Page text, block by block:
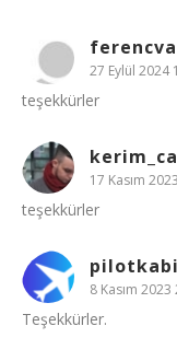
27 Eylül
teşekkürler
17 Kasım
teşekkürler
8 Kasım
Teşekkürler.